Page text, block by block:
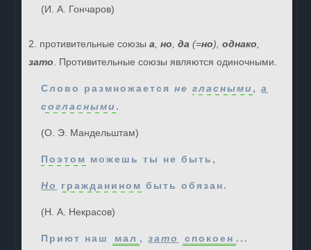
(И. А. Гончаров)
2. противительные союзыа ,но ,да (=но),однако
зато . Противительные союзы являются одиночными.
Слово размножаетсянегласными ,а
согласными .
(О. Э. Мандельштам)
Поэтом можешь ты не быть,
Но гражданином быть обязан.
(Н. А. Некрасов)
Приют наш мал ,зато спокоен ...